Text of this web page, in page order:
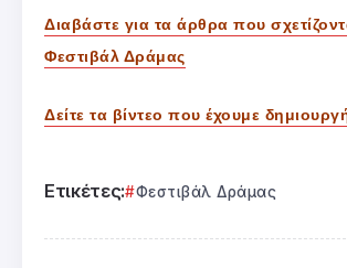
Διαβάστε για τα άρθρα που
Φεστιβάλ Δράμας
Δείτε τα βίντεο που έχουμε
Ετικέτες: Φεστιβάλ Δράμας